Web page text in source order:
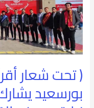
( تحت شعار
بورسعيد
أقرأ
)
رئيس
بورسعيد
يشارك